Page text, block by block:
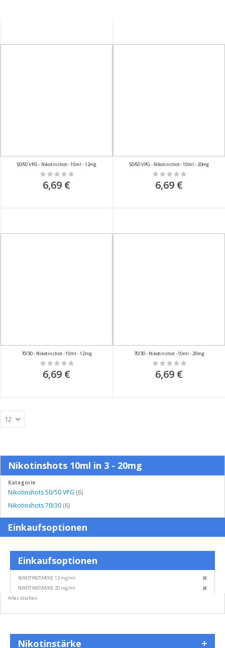
50/50 VPG - Nikotinshot - 10ml - 12mg
Rating:
0%
6,69 €
50/50 VPG - Nikotinshot - 10ml - 20mg
Rating:
0%
6,69 €
70/30 - Nikotinshot - 10ml - 12mg
Rating:
0%
6,69 €
70/30 - Nikotinshot - 10ml - 20mg
Rating:
0%
6,69 €
Nikotinshots 10ml in 3 - 20mg
Kategorie
Nikotinshots 50/50 VPG (6)
Nikotinshots 70/30 (6)
Einkaufsoptionen
Einkaufsoptionen
NIKOTINSTÄRKE 12 mg/ml
Diesen
NIKOTINSTÄRKE 20 mg/ml
Diesen
Artikel
Alles löschen
Nikotinstärke